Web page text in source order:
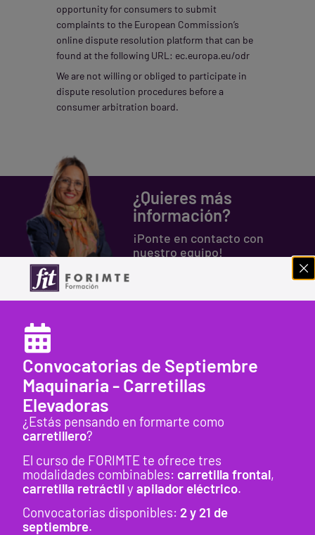
opportunity for consumers to submit
complaints to the European Commission’s
online dispute resolution platform that can be
found at the following URL: ec.europa.eu/odr
We are not willing or obliged to participate in
dispute resolution procedures before a
consumer arbitration board.
¿Quieres más
información?
¡Ponte en contacto con
nuestro equipo!
dedicada exclusivamente a la
formación. Organizamos todo
tipo de cursos en materia de
prevención de riesgos
laborales. Nuestro sistema de
Convocatorias de Septiembre
Maquinaria - Carretillas
Elevadoras
¿Estás pensando en formarte como
carretillero?
El curso de FORIMTE te ofrece tres
modalidades combinables: carretilla frontal,
carretilla retráctily apilador eléctrico.
Convocatorias disponibles: 2y 21 de
septiembre.